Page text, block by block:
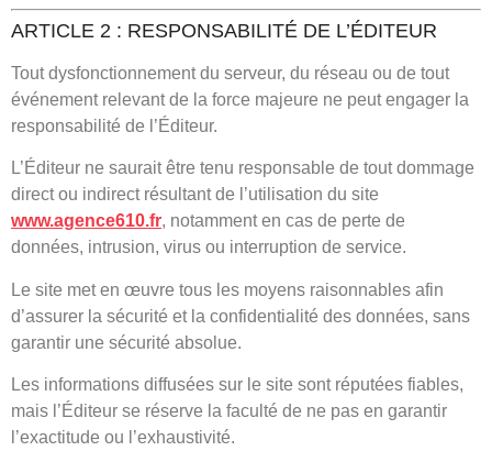
ARTICLE 2 : RESPONSABILITÉ DE L’ÉDITEUR
Tout dysfonctionnement du serveur, du réseau ou de tout
événement relevant de la force majeure ne peut engager la
responsabilité de l’Éditeur.
L’Éditeur ne saurait être tenu responsable de tout dommage
direct ou indirect résultant de l’utilisation du site
www.agence610.fr, notamment en cas de perte de
données, intrusion, virus ou interruption de service.
Le site met en œuvre tous les moyens raisonnables afin
d’assurer la sécurité et la confidentialité des données, sans
garantir une sécurité absolue.
Les informations diffusées sur le site sont réputées fiables,
mais l’Éditeur se réserve la faculté de ne pas en garantir
l’exactitude ou l’exhaustivité.